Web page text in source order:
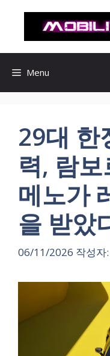
로
Menu
29대 한
력, 람
메노가
을 받았
06/11/2026 작성자: